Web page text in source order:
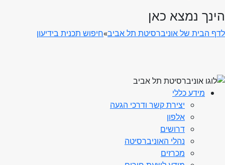
הינך נמצא כאן
לדף הבית של אוניברסיטת תל אביב»חיפוש תכנית בידיעון
מידע כללי
יצירת קשר ודרכי הגעה
אלפון
דרושים
נהלי האוניברסיטה
מכרזים